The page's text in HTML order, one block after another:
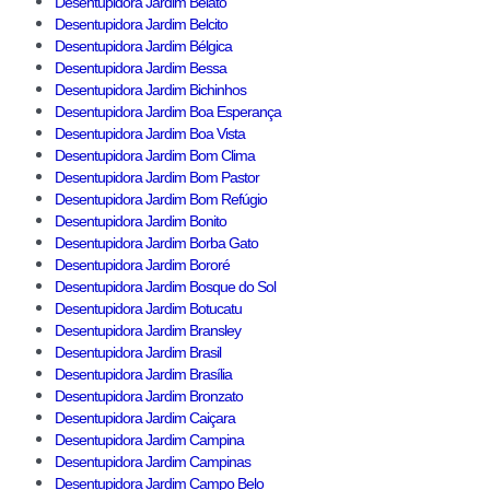
Desentupidora Jardim Belcito
Desentupidora Jardim Bélgica
Desentupidora Jardim Bessa
Desentupidora Jardim Bichinhos
Desentupidora Jardim Boa Esperança
Desentupidora Jardim Boa Vista
Desentupidora Jardim Bom Clima
Desentupidora Jardim Bom Pastor
Desentupidora Jardim Bom Refúgio
Desentupidora Jardim Bonito
Desentupidora Jardim Borba Gato
Desentupidora Jardim Bororé
Desentupidora Jardim Bosque do Sol
Desentupidora Jardim Botucatu
Desentupidora Jardim Bransley
Desentupidora Jardim Brasil
Desentupidora Jardim Brasília
Desentupidora Jardim Bronzato
Desentupidora Jardim Caiçara
Desentupidora Jardim Campina
Desentupidora Jardim Campinas
Desentupidora Jardim Campo Belo